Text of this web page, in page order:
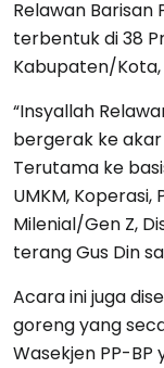
Relawan Barisan
terbentuk di 38
Kabupaten/
“Insyallah
bergerak ke
Terutama ke
UMKM,
Milenial/Gen Z,
terang Gus Din
Acara ini juga
goreng yang
Wasekjen PP-BP